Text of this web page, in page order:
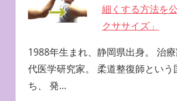
細くする方法を
クササイズ」
1988年生まれ、静岡県出身。 治
代医学研究家。 柔道整復師という
ち、 発…